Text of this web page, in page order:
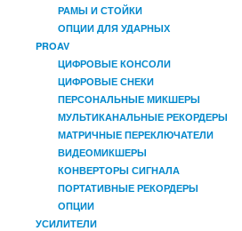
РАМЫ И СТОЙКИ
ОПЦИИ ДЛЯ УДАРНЫХ
PROAV
ЦИФРОВЫЕ КОНСОЛИ
ЦИФРОВЫЕ СНЕКИ
ПЕРСОНАЛЬНЫЕ МИКШЕРЫ
МУЛЬТИКАНАЛЬНЫЕ РЕКОРДЕРЫ
МАТРИЧНЫЕ ПЕРЕКЛЮЧАТЕЛИ
ВИДЕОМИКШЕРЫ
КОНВЕРТОРЫ СИГНАЛА
ПОРТАТИВНЫЕ РЕКОРДЕРЫ
ОПЦИИ
УСИЛИТЕЛИ